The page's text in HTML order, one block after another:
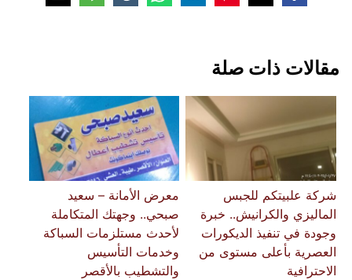
مقالات ذات صلة
شركة علبيتكم للجبس
الماليزي والكرانيش.. خبرة
وجودة في تنفيذ الديكورات
العصرية بأعلى مستوى من
الاحترافية
معرض الأمانة – سعيد
صبحي.. وجهتك المتكاملة
لأحدث مستلزمات السباكة
وخدمات التأسيس
والتشطيب بالأقصر